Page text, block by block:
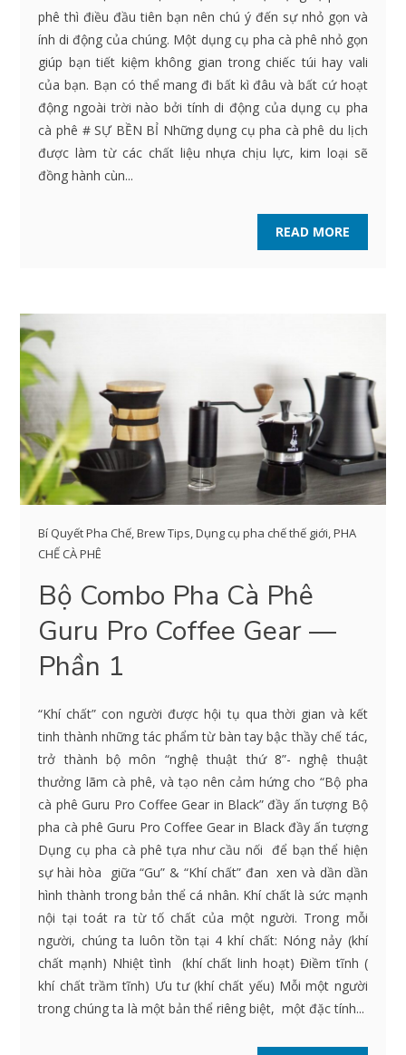
phê thì điều đầu tiên bạn nên chú ý đến sự nhỏ gọn và
ính di động của chúng. Một dụng cụ pha cà phê nhỏ gọn
giúp bạn tiết kiệm không gian trong chiếc túi hay vali
của bạn. Bạn có thể mang đi bất kì đâu và bất cứ hoạt
động ngoài trời nào bởi tính di động của dụng cụ pha
cà phê # SỰ BỀN BỈ Những dụng cụ pha cà phê du lịch
được làm từ các chất liệu nhựa chịu lực, kim loại sẽ
đồng hành cùn...
READ MORE
Bí Quyết Pha Chế,Brew Tips,Dụng cụ pha chế thế giới,PHA
CHẾ CÀ PHÊ
Bộ Combo Pha Cà Phê
Guru Pro Coffee Gear —
Phần 1
“Khí chất” con người được hội tụ qua thời gian và kết
tinh thành những tác phẩm từ bàn tay bậc thầy chế tác,
trở thành bộ môn “nghệ thuật thứ 8”- nghệ thuật
thưởng lãm cà phê, và tạo nên cảm hứng cho “Bộ pha
cà phê Guru Pro Coffee Gear in Black” đầy ấn tượng Bộ
pha cà phê Guru Pro Coffee Gear in Black đầy ấn tượng
Dụng cụ pha cà phê tựa như cầu nối để bạn thể hiện
sự hài hòa giữa “Gu” & “Khí chất” đan xen và dần dần
hình thành trong bản thể cá nhân. Khí chất là sức mạnh
nội tại toát ra từ tố chất của một người. Trong mỗi
người, chúng ta luôn tồn tại 4 khí chất: Nóng nảy (khí
chất mạnh) Nhiệt tình (khí chất linh hoạt) Điềm tĩnh (
khí chất trầm tĩnh) Ưu tư (khí chất yếu) Mỗi một người
trong chúng ta là một bản thể riêng biệt, một đặc tính...